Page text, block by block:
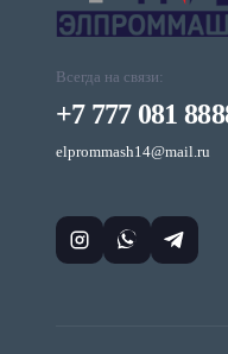
Всегда на связи:
+7 777 081
elprommash14@mail.ru